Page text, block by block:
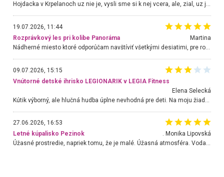
Hojdacka v Krpelanoch uz nie je, vysli sme si k nej vcera, ale, zial, uz je znicena. Ak sem planujete cestu len kvoli hojdacke, mozete si ju usetrit. Krasny vyhlad je tu vsak aj bez hojdacky :-)
19.07.2026, 11:44
Rozprávkový les pri kolibe Panoráma
Martina
Nádherné miesto ktoré odporúčam navštíviť všetkými desiatimi, pre rodiny s deťmi, dôchodcom... Proste a jednoducho ozaj rozprávkový les.. určite ešte prídeme. Odniesli sme si na pamiatku krásne tričká,
09.07.2026, 15:15
Vnútorné detské ihrisko LEGIONARIK v LEGIA Fitness
Elena Selecká
27.06.2026, 16:53
Letné kúpalisko Pezinok
. Monika Lipovská
Úžasné prostredie, napriek tomu, že je malé. Úžasná atmosféra. Voda fantastická a nádherná. Ľudí je pomerne veľa, ale su mili a ohľaduplní. Je veľmi zaujímavé sledovať, ako dokážu spolu športovať cudzí ľudia a bez ohľadu na vek. Vládne tu pohoda. Vnuka neviem dostať z vody. Ďakujem za krásny deň . Urcite sa sem vrátim. Jediný problém je s parkovaním, ale aj ten sa mi podarilo vyriešiť. Monika Bratislava